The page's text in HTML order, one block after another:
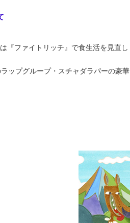
『ファイトリッチ』で食生活を見直し
ップグループ・スチャダラパーの豪華